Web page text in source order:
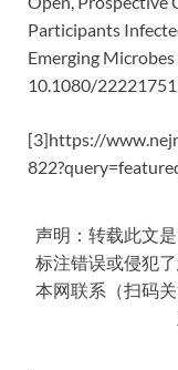
Participants
Emerging
10.1080/
[3]https://
声明：转载此文
标注错误或侵犯
本网联系（扫码